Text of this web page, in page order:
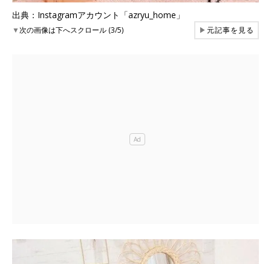
出典：Instagramアカウント「azryu_home」
▼次の画像は下へスクロール (3/5) ▶元記事を見る